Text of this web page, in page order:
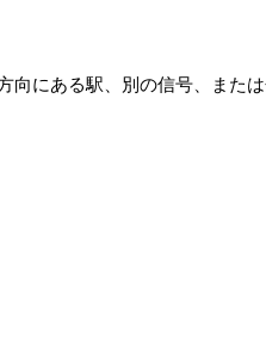
にある駅、別の信号、また